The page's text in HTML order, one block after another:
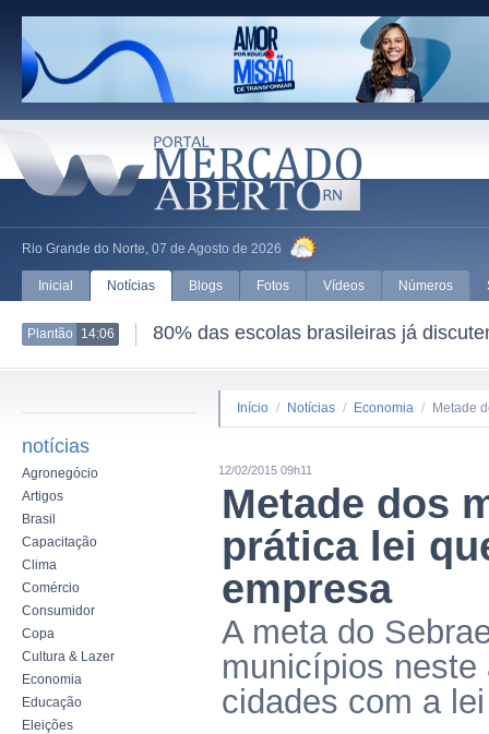
Rio Grande do Norte, 07 de Agosto de 2026
Inicial Notícias Blogs Fotos Vídeos Números
Plantão 14:06 80% das escolas brasileiras já
notícias
Agronegócio
Artigos
Brasil
Capacitação
Clima
Comércio
Consumidor
Copa
Cultura & Lazer
Economia
Educação
Eleições
Início / Notícias / Economia / Metade
12/02/2015 09h11
Metade dos
prática lei
empresa
A meta do
municípios neste
cidades com a